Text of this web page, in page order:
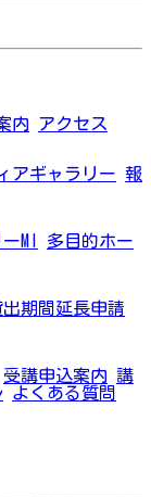
内 アクセス
アギャラリー 報
MI
多目的ホー
出期間延長申請
受講申込案内 講
よくある質問